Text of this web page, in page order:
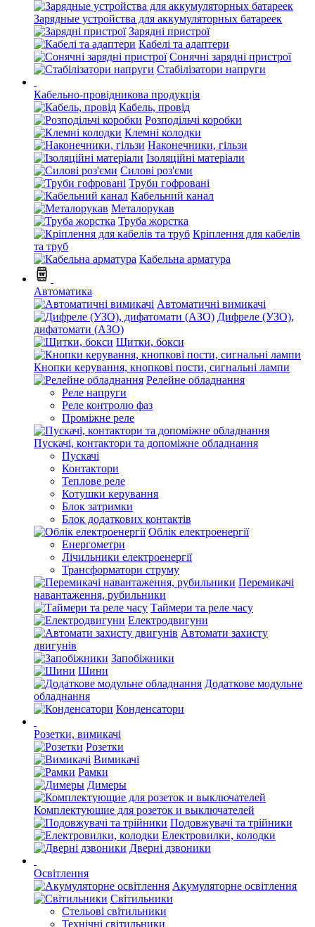
Зарядные устройства для аккумуляторных батареек
Зарядні пристрої
Кабелі та адаптери
Сонячні зарядні пристрої
Стабілізатори напруги
Кабельно-провідникова продукція
Кабель, провід
Розподільчі коробки
Клемні колодки
Наконечники, гільзи
Ізоляційні матеріали
Силові роз'єми
Труби гофровані
Кабельний канал
Металорукав
Труба жорстка
Кріплення для кабелів
та труб
Кабельна арматура
Автоматика
Автоматичні вимикачі
Дифреле (УЗО),
дифатомати (АЗО)
Щитки, бокси
Кнопки керування, кнопкові пости, сигнальні лампи
Релейне обладнання
Реле напруги
Реле контролю фаз
Проміжне реле
Пускачі, контактори та допоміжне обладнання
Пускачі
Контактори
Теплове реле
Котушки керування
Блок затримки
Блок додаткових контактів
Облік електроенергії
Енергометри
Лічильники електроенергії
Трансформатори струму
Перемикачі
навантаження, рубильники
Таймери та реле часу
Електродвигуни
Автомати захисту
двигунів
Запобіжники
Шини
Додаткове модульне
обладнання
Конденсатори
Розетки, вимикачі
Розетки
Вимикачі
Рамки
Димеры
Комплектующие для розеток и выключателей
Подовжувачі та трійники
Електровилки, колодки
Дверні дзвоники
Освітлення
Акумуляторне освітлення
Світильники
Стельові світильники
Технічні світильники